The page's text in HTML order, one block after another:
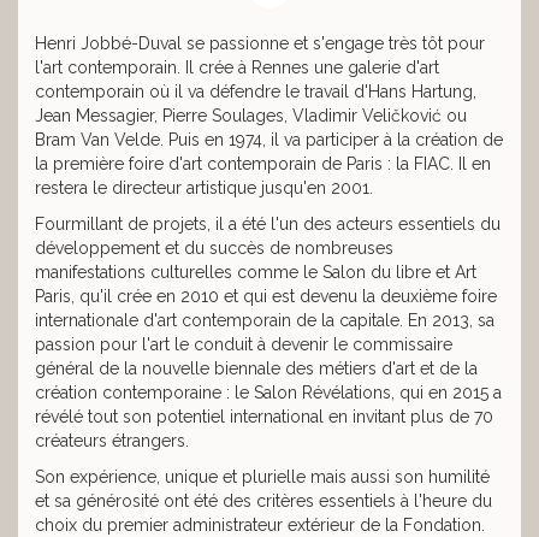
Henri Jobbé-Duval se passionne et s'engage très tôt pour
l'art contemporain. Il crée à Rennes une galerie d'art
contemporain où il va défendre le travail d'Hans Hartung,
Jean Messagier, Pierre Soulages, Vladimir Veličković ou
Bram Van Velde. Puis en 1974, il va participer à la création de
la première foire d'art contemporain de Paris : la FIAC. Il en
restera le directeur artistique jusqu'en 2001.
Fourmillant de projets, il a été l'un des acteurs essentiels du
développement et du succès de nombreuses
manifestations culturelles comme le Salon du libre et Art
Paris, qu'il crée en 2010 et qui est devenu la deuxième foire
internationale d'art contemporain de la capitale. En 2013, sa
passion pour l'art le conduit à devenir le commissaire
général de la nouvelle biennale des métiers d'art et de la
création contemporaine : le Salon Révélations, qui en 2015 a
révélé tout son potentiel international en invitant plus de 70
créateurs étrangers.
Son expérience, unique et plurielle mais aussi son humilité
et sa générosité ont été des critères essentiels à l'heure du
choix du premier administrateur extérieur de la Fondation.